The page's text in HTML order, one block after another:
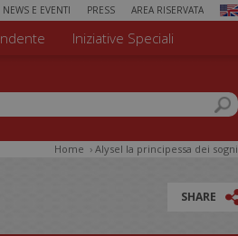
NEWS E EVENTI PRESS AREA RISERVATA
di ricerca
sito
Iniziative Speciali
Home › Alysel la principessa dei sogni
SHARE